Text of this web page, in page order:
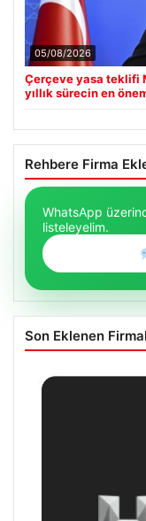
05/08/2026
Çerçeve yasa teklifi
yıllık sürecin en
Rehbere Firma
WhatsApp
listeleyelim.
Son Eklenen